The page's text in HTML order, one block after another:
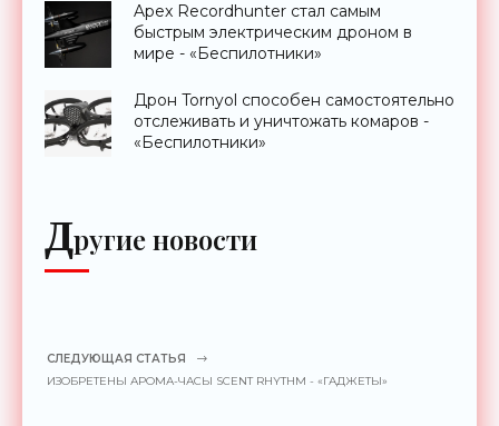
Apex Recordhunter стал самым
быстрым электрическим дроном в
мире - «Беспилотники»
Дрон Tornyol способен самостоятельно
отслеживать и уничтожать комаров -
«Беспилотники»
Другие новости
СЛЕДУЮЩАЯ СТАТЬЯ
ИЗОБРЕТЕНЫ АРОМА-ЧАСЫ SCENT RHYTHM - «ГАДЖЕТЫ»